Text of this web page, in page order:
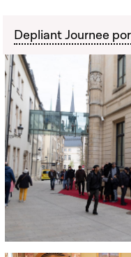
Depliant Journee
Open image in gallery